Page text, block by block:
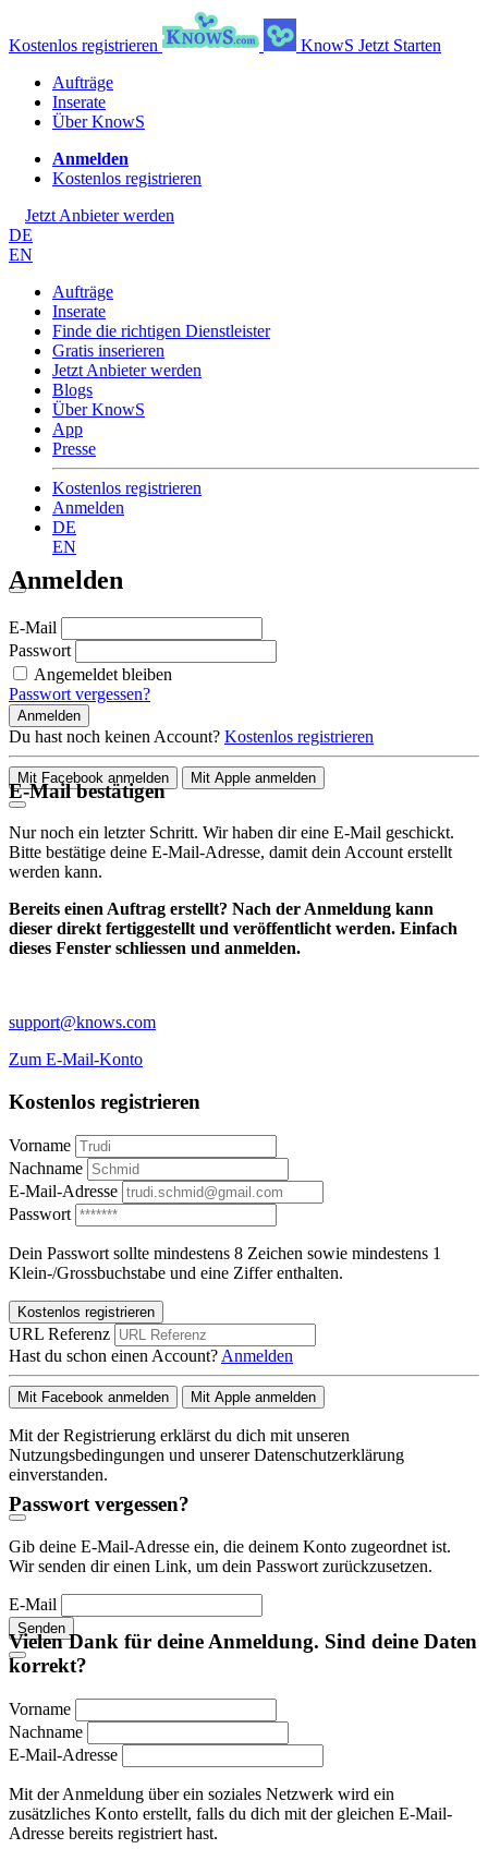
Kostenlos registrieren KnowS Jetzt Starten
Aufträge
Inserate
Über KnowS
Anmelden
Kostenlos registrieren
Jetzt Anbieter werden
DE
EN
Aufträge
Inserate
Finde die richtigen Dienstleister
Gratis inserieren
Jetzt Anbieter werden
Blogs
Über KnowS
App
Presse
Kostenlos registrieren
Anmelden
DE
EN
Anmelden
E-Mail
Passwort
Angemeldet bleiben
Passwort vergessen?
Anmelden
Du hast noch keinen Account? Kostenlos registrieren
Mit Facebook anmelden Mit Apple anmelden
E-Mail bestätigen
Nur noch ein letzter Schritt. Wir haben dir eine E-Mail geschickt.
Bitte bestätige deine E-Mail-Adresse, damit dein Account erstellt
werden kann.
Bereits einen Auftrag erstellt? Nach der Anmeldung kann
dieser direkt fertiggestellt und veröffentlicht werden. Einfach
dieses Fenster schliessen und anmelden.
support@knows.com
Zum E-Mail-Konto
Kostenlos registrieren
Vorname
Nachname
E-Mail-Adresse
Passwort
Dein Passwort sollte mindestens 8 Zeichen sowie mindestens 1
Klein-/Grossbuchstabe und eine Ziffer enthalten.
Kostenlos registrieren
URL Referenz
Hast du schon einen Account? Anmelden
Mit Facebook anmelden Mit Apple anmelden
Mit der Registrierung erklärst du dich mit unseren
Nutzungsbedingungen und unserer Datenschutzerklärung
einverstanden.
Passwort vergessen?
Gib deine E-Mail-Adresse ein, die deinem Konto zugeordnet ist.
Wir senden dir einen Link, um dein Passwort zurückzusetzen.
E-Mail
Senden
Vielen Dank für deine Anmeldung. Sind deine Daten
korrekt?
Vorname
Nachname
E-Mail-Adresse
Mit der Anmeldung über ein soziales Netzwerk wird ein
zusätzliches Konto erstellt, falls du dich mit der gleichen E-Mail-
Adresse bereits registriert hast.